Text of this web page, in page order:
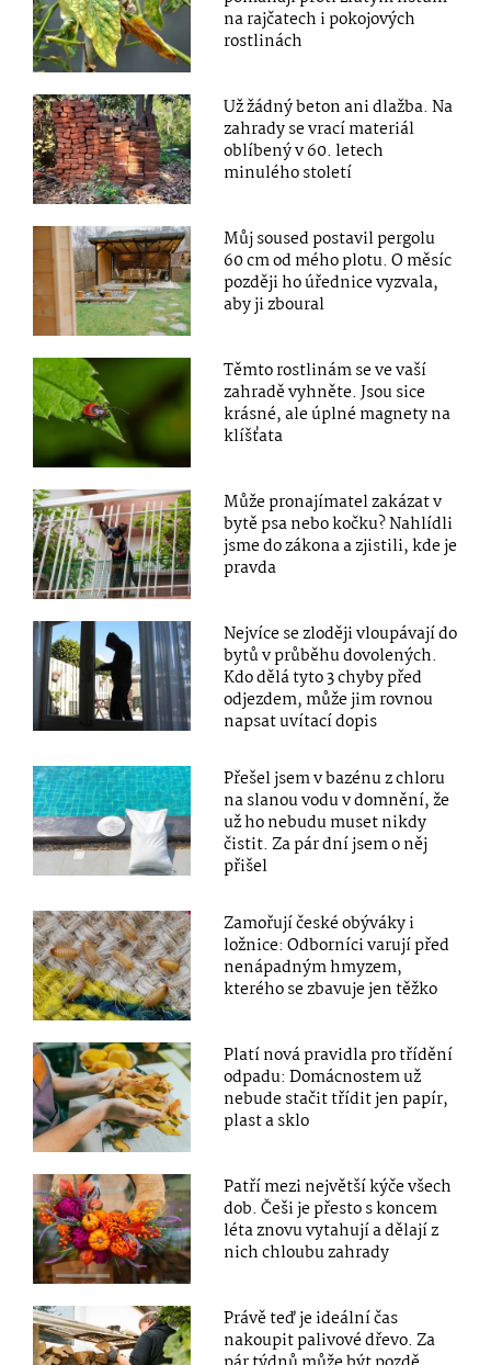
na rajčatech i pokojových
rostlinách
Už žádný beton ani dlažba. Na
zahrady se vrací materiál
oblíbený v 60. letech
minulého století
Můj soused postavil pergolu
60 cm od mého plotu. O měsíc
později ho úřednice vyzvala,
aby ji zboural
Těmto rostlinám se ve vaší
zahradě vyhněte. Jsou sice
krásné, ale úplné magnety na
klíšťata
Může pronajímatel zakázat v
bytě psa nebo kočku? Nahlídli
jsme do zákona a zjistili, kde je
pravda
Nejvíce se zloději vloupávají do
bytů v průběhu dovolených.
Kdo dělá tyto 3 chyby před
odjezdem, může jim rovnou
napsat uvítací dopis
Přešel jsem v bazénu z chloru
na slanou vodu v domnění, že
už ho nebudu muset nikdy
čistit. Za pár dní jsem o něj
přišel
Zamořují české obýváky i
ložnice: Odborníci varují před
nenápadným hmyzem,
kterého se zbavuje jen těžko
Platí nová pravidla pro třídění
odpadu: Domácnostem už
nebude stačit třídit jen papír,
plast a sklo
Patří mezi největší kýče všech
dob. Češi je přesto s koncem
léta znovu vytahují a dělají z
nich chloubu zahrady
Právě teď je ideální čas
nakoupit palivové dřevo. Za